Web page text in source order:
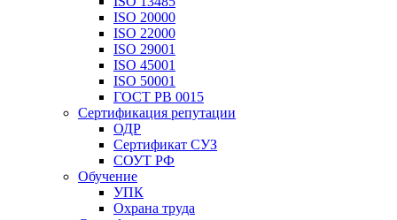
ISO 20000
ISO 22000
ISO 29001
ISO 45001
ISO 50001
ГОСТ РВ 0015
Сертификация репутации
ОДР
Сертификат СУЗ
СОУТ РФ
Обучение
УПК
Охрана труда